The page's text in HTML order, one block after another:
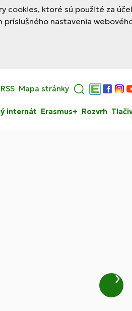
cookies, ktoré sú použité za
nastavenia
RSS Mapa stránky
Edupage
internát Erasmus+ Rozvrh